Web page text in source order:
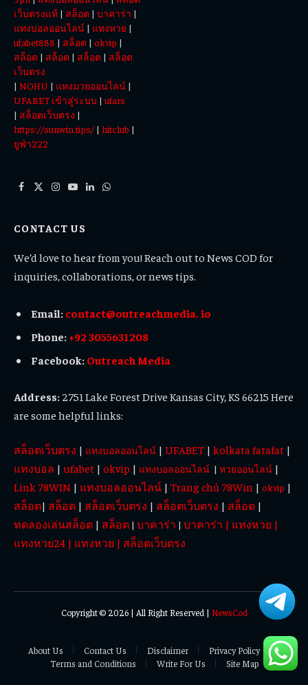
เว็บตรงแท้ | สล็อต | บาคาร่า |
แทงบอลออนไลน์ | แทงหวย |
ufabet888 | สล็อต | okvip |
สล็อต | สล็อต | สล็อต | สล็อต
เว็บตรง
| NOHU | แทงมวยออนไลน์ |
UFABET เข้าสู่ระบบ |ufars
| สล็อตเว็บตรง |
https://sunwin.tips/| hitclub |
ยูฟ่า222
Facebook
X
Instagram
YouTube
LinkedInWhatsApp
CONTACT US
We’d love to hear from you! Reach out to News COD for
inquiries, collaborations, or news tips.
Email: contact@outreachmedia. io
Phone: +92 3055631208
Facebook: Outreach Media
Address: 2751 Lake Forest Drive Kansas City, KS 66215 Here
are some helpful links:
สล็อตเว็บตรง | แทงบอลออนไลน์ | UFABET | kolkata fatafat |
แทงบอล | ufabet | okvip | แทงบอลออนไลน์ | หวยออนไลน์ |
Link 78WIN | แทงบอลออนไลน์ | Trang chủ 78Win | okvip |
สล็อต| สล็อต | สล็อตเว็บตรง | สล็อตเว็บตรง | สล็อต |
ทดลองเล่นสล็อต | สล็อต | บาคาร่า | บาคาร่า | แทงหวย |
แทงหวย24 | แทงหวย | สล็อตเว็บตรง
Copyright © 2026 | All Right Reserved | NewsCod
About Us Contact Us Disclaimer
Privacy Policy
Terms and Conditions
Write For Us Site Map